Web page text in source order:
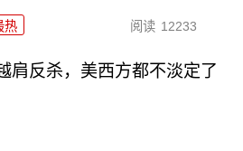
热 阅读 12233
肩反杀，美西方都不淡定了